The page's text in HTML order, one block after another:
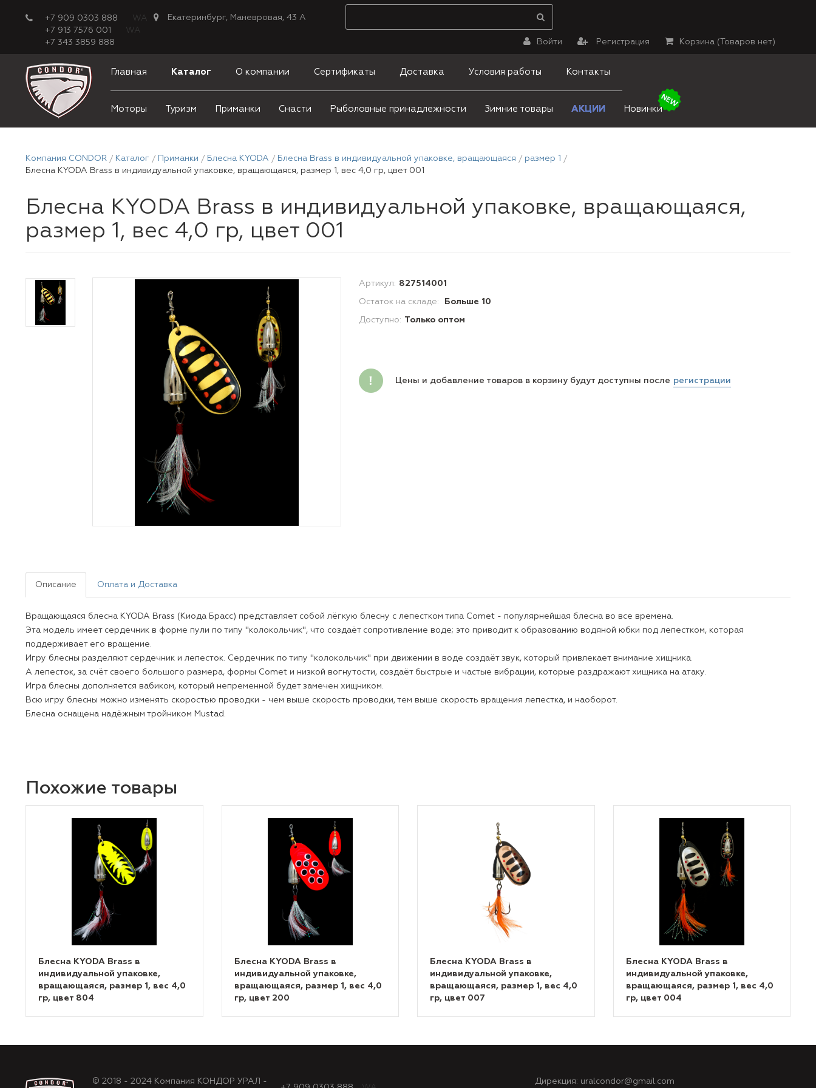
+7 909 0303 888
WA
+7 913 7576 001
WA
+7 343 3859 888
Екатеринбург, Маневровая, 43 А
Корзина ( Товаров нет)
Регистрация
Войти
Главная Каталог О компании Сертификаты Доставка Условия работы Контакты
Моторы Туризм Приманки Снасти Рыболовные принадлежности Зимние товары АКЦИИ Новинки
Компания CONDOR Каталог Приманки Блесна KYODA Блесна Brass в индивидуальной упаковке, вращающаяся
размер 1
Блесна KYODA Brass в индивидуальной упаковке, вращающаяся, размер 1, вес 4,0 гр, цвет 001
Блесна KYODA Brass в индивидуальной упаковке, вращающаяся,
размер 1, вес 4,0 гр, цвет 001
Артикул: 827514001
Остаток на складе: Больше 10
Доступно: Только оптом
Цены и добавление товаров в корзину будут доступны после регистрации
Описание Оплата и Доставка
Вращающаяся блесна KYODA Brass (Киода Брасс) представляет собой лёгкую блесну с лепестком типа Comet - популярнейшая блесна во все времена.
Эта модель имеет сердечник в форме пули по типу "колокольчик", что создаёт сопротивление воде; это приводит к образованию водяной юбки под лепестком, которая
поддерживает его вращение.
Игру блесны разделяют сердечник и лепесток. Сердечник по типу "колокольчик" при движении в воде создаёт звук, который привлекает внимание хищника.
А лепесток, за счёт своего большого размера, формы Comet и низкой вогнутости, создаёт быстрые и частые вибрации, которые раздражают хищника на атаку.
Игра блесны дополняется вабиком, который непременной будет замечен хищником.
Всю игру блесны можно изменять скоростью проводки - чем выше скорость проводки, тем выше скорость вращения лепестка, и наоборот.
Блесна оснащена надёжным тройником Mustad.
Похожие товары
Блесна KYODA Brass в
индивидуальной упаковке,
вращающаяся, размер 1, вес 4,0
гр, цвет 804
Блесна KYODA Brass в
индивидуальной упаковке,
вращающаяся, размер 1, вес 4,0
гр, цвет 200
Блесна KYODA Brass в
индивидуальной упаковке,
вращающаяся, размер 1, вес 4,0
гр, цвет 007
Блесна KYODA Brass в
индивидуальной упаковке,
вращающаяся, размер 1, вес 4,0
гр, цвет 004
© 2018 - 2024 Компания КОНДОР УРАЛ - Дирекция: uralcondor@gmail.com